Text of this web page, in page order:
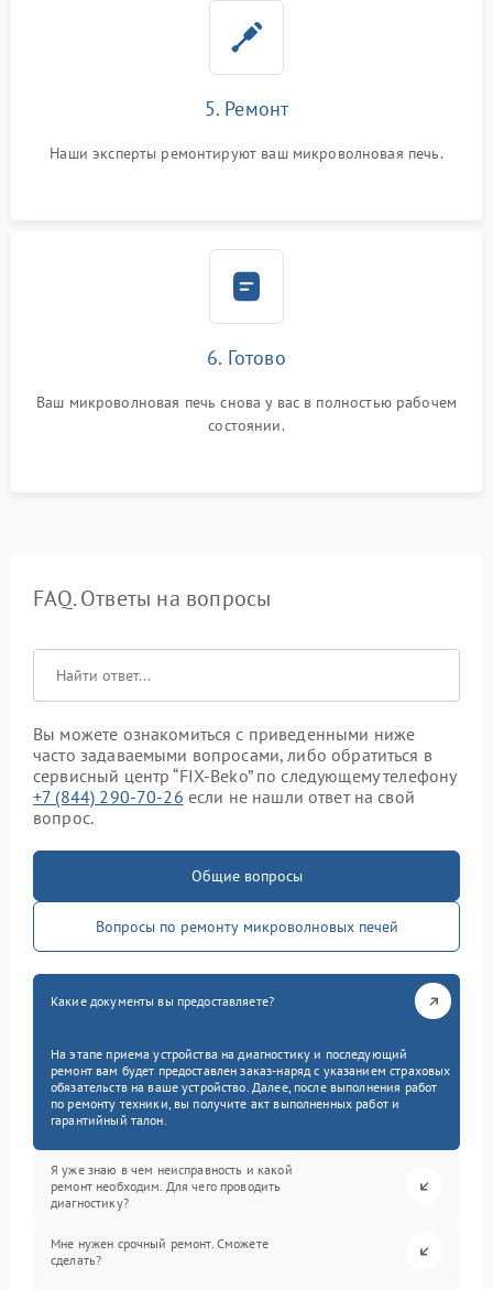
5. Ремонт
Наши эксперты ремонтируют ваш микроволновая печь.
6. Готово
Ваш микроволновая печь снова у вас в полностью рабочем
состоянии.
FAQ. Ответы на вопросы
Вы можете ознакомиться с приведенными ниже
часто задаваемыми вопросами, либо обратиться в
сервисный центр “FIX-Beko” по следующему телефону
+7 (844) 290-70-26 если не нашли ответ на свой
вопрос.
Общие вопросы
Вопросы по ремонту микроволновых печей
Какие документы вы предоставляете?
На этапе приема устройства на диагностику и последующий
ремонт вам будет предоставлен заказ-наряд с указанием страховых
обязательств на ваше устройство. Далее, после выполнения работ
по ремонту техники, вы получите акт выполненных работ и
гарантийный талон.
Я уже знаю в чем неисправность и какой
ремонт необходим. Для чего проводить
диагностику?
Мне нужен срочный ремонт. Сможете
сделать?